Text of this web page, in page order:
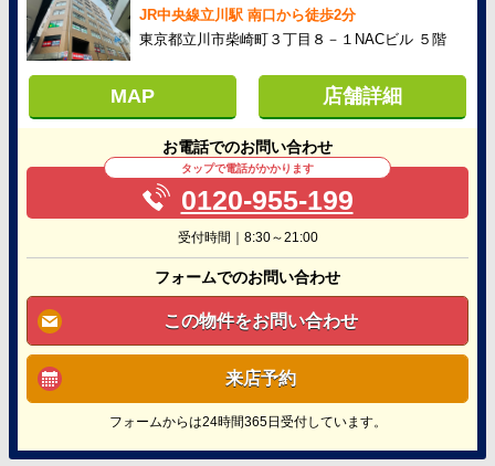
JR中央線立川駅 南口から徒歩2分
東京都立川市柴崎町３丁目８－１NACビル ５階
MAP 店舗詳細
お電話でのお問い合わせ
タップで電話がかかります
0120-955-199
受付時間｜8:30～21:00
フォームでのお問い合わせ
この物件をお問い合わせ
来店予約
フォームからは24時間365日受付しています。